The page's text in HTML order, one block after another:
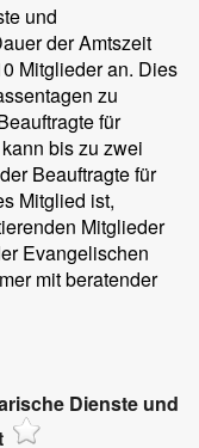
und
der Amtszeit
Mitglieder an. Dies
zu
für
bis zu zwei
Beauftragte für
Mitglied ist,
Mitglieder
Evangelischen
mit beratender
Dienste und